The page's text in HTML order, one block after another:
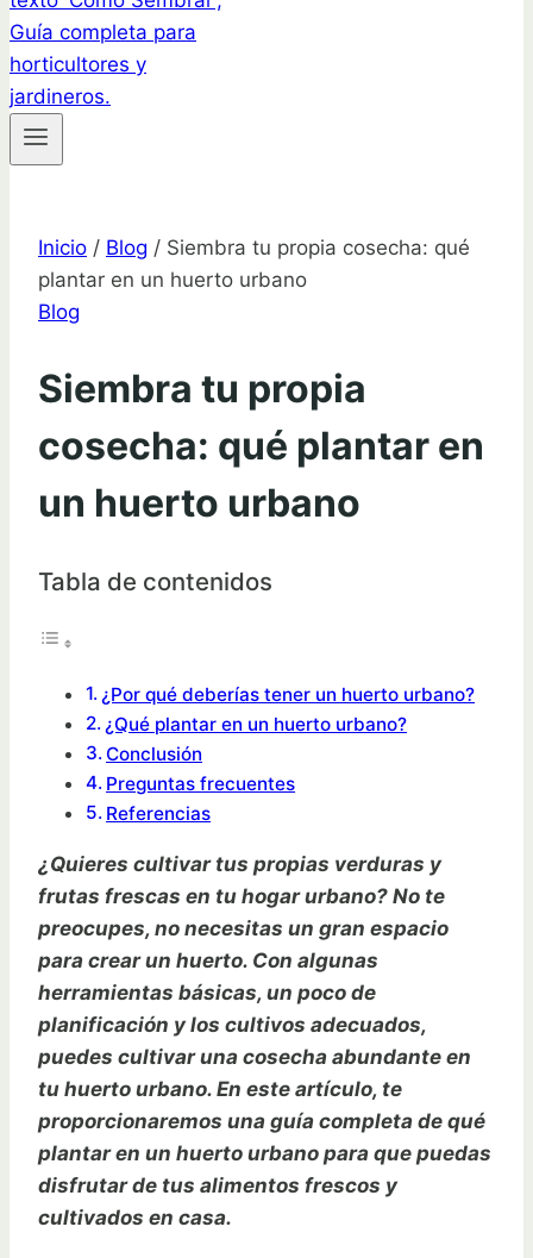
Inicio / Blog / Siembra tu propia cosecha: qué
plantar en un huerto urbano
Blog
Siembra tu propia
cosecha: qué plantar en
un huerto urbano
Tabla de contenidos
¿Por qué deberías tener un huerto urbano?
¿Qué plantar en un huerto urbano?
Conclusión
Preguntas frecuentes
Referencias
¿Quieres cultivar tus propias verduras y
frutas frescas en tu hogar urbano? No te
preocupes, no necesitas un gran espacio
para crear un huerto. Con algunas
herramientas básicas, un poco de
planificación y los cultivos adecuados,
puedes cultivar una cosecha abundante en
tu huerto urbano. En este artículo, te
proporcionaremos una guía completa de qué
plantar en un huerto urbano para que puedas
disfrutar de tus alimentos frescos y
cultivados en casa.